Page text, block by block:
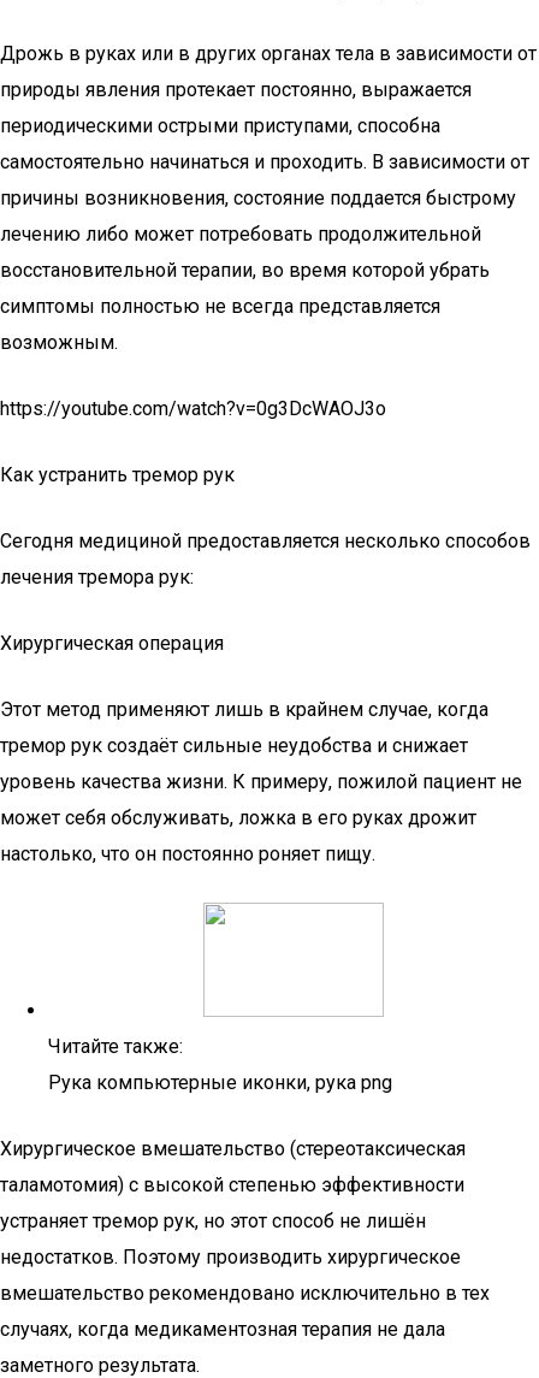
Дрожь в руках или в других органах тела в зависимости от
природы явления протекает постоянно, выражается
периодическими острыми приступами, способна
самостоятельно начинаться и проходить. В зависимости от
причины возникновения, состояние поддается быстрому
лечению либо может потребовать продолжительной
восстановительной терапии, во время которой убрать
симптомы полностью не всегда представляется
возможным.
https://youtube.com/watch?v=0g3DcWAOJ3o
Как устранить тремор рук
Сегодня медициной предоставляется несколько способов
лечения тремора рук:
Хирургическая операция
Этот метод применяют лишь в крайнем случае, когда
тремор рук создаёт сильные неудобства и снижает
уровень качества жизни. К примеру, пожилой пациент не
может себя обслуживать, ложка в его руках дрожит
настолько, что он постоянно роняет пищу.
Читайте также:
Рука компьютерные иконки, рука png
Хирургическое вмешательство (стереотаксическая
таламотомия) с высокой степенью эффективности
устраняет тремор рук, но этот способ не лишён
недостатков. Поэтому производить хирургическое
вмешательство рекомендовано исключительно в тех
случаях, когда медикаментозная терапия не дала
заметного результата.